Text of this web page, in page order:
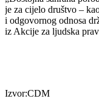
je za cijelo društvo –
i odgovornog odnosa
iz Akcije za ljudska
Izvor:CDM